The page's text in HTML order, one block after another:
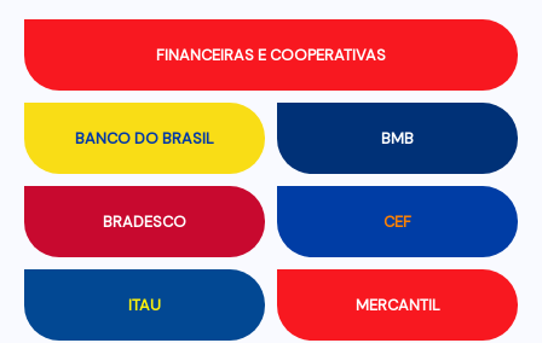
BANCO DO BRASIL BMB
BRADESCO CEF
FINANCEIRAS E COOPERATIVAS
ITAU MERCANTIL